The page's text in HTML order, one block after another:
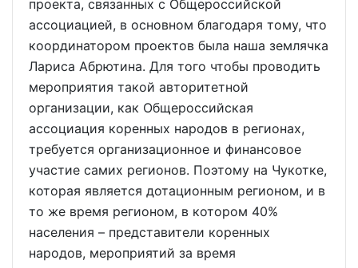
проекта, связанных с Общероссийской
ассоциацией, в основном благодаря тому, что
координатором проектов была наша землячка
Лариса Абрютина. Для того чтобы проводить
мероприятия такой авторитетной
организации, как Общероссийская
ассоциация коренных народов в регионах,
требуется организационное и финансовое
участие самих регионов. Поэтому на Чукотке,
которая является дотационным регионом, и в
то же время регионом, в котором 40%
населения – представители коренных
народов, мероприятий за время